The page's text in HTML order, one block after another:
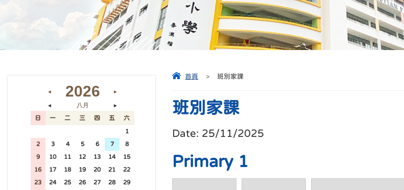
首頁 > 班別家課
班別家課
Date: 25/11/2025
Primary 1
◄ 2026 ►
◄ 八月 ►
日 一 二 三 四 五 六
1
2 3 4 5 6 7 8
9 10 11 12 13 14 15
16 17 18 19 20 21 22
23 24 25 26 27 28 29